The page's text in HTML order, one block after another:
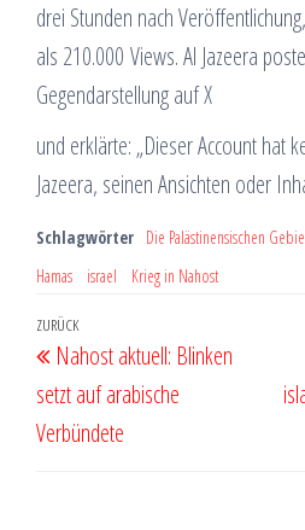
drei Stunden nach
als 210.000 Views. Al Jazeera
Gegendarstellung auf X
und erklärte: „Dieser Account hat
Jazeera, seinen Ansichten oder
Schlagwörter Die Palästinensischen
Hamas
israel Krieg in Nahost
Beitragsnavigation
Vorheriger
Beitrag
ZURÜCK
Nahost aktuell: Blinken
setzt auf arabische
Verbündete